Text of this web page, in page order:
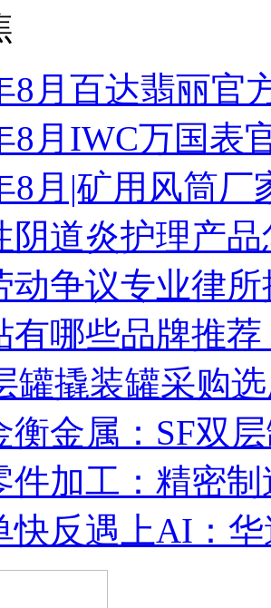
8月百达翡丽官
8月IWC万国表
8月|矿用风筒厂
阴道炎护理产
动争议专业律
有哪些品牌推
罐撬装罐采购
衡金属：SF双
件加工：精密
快反遇上AI：